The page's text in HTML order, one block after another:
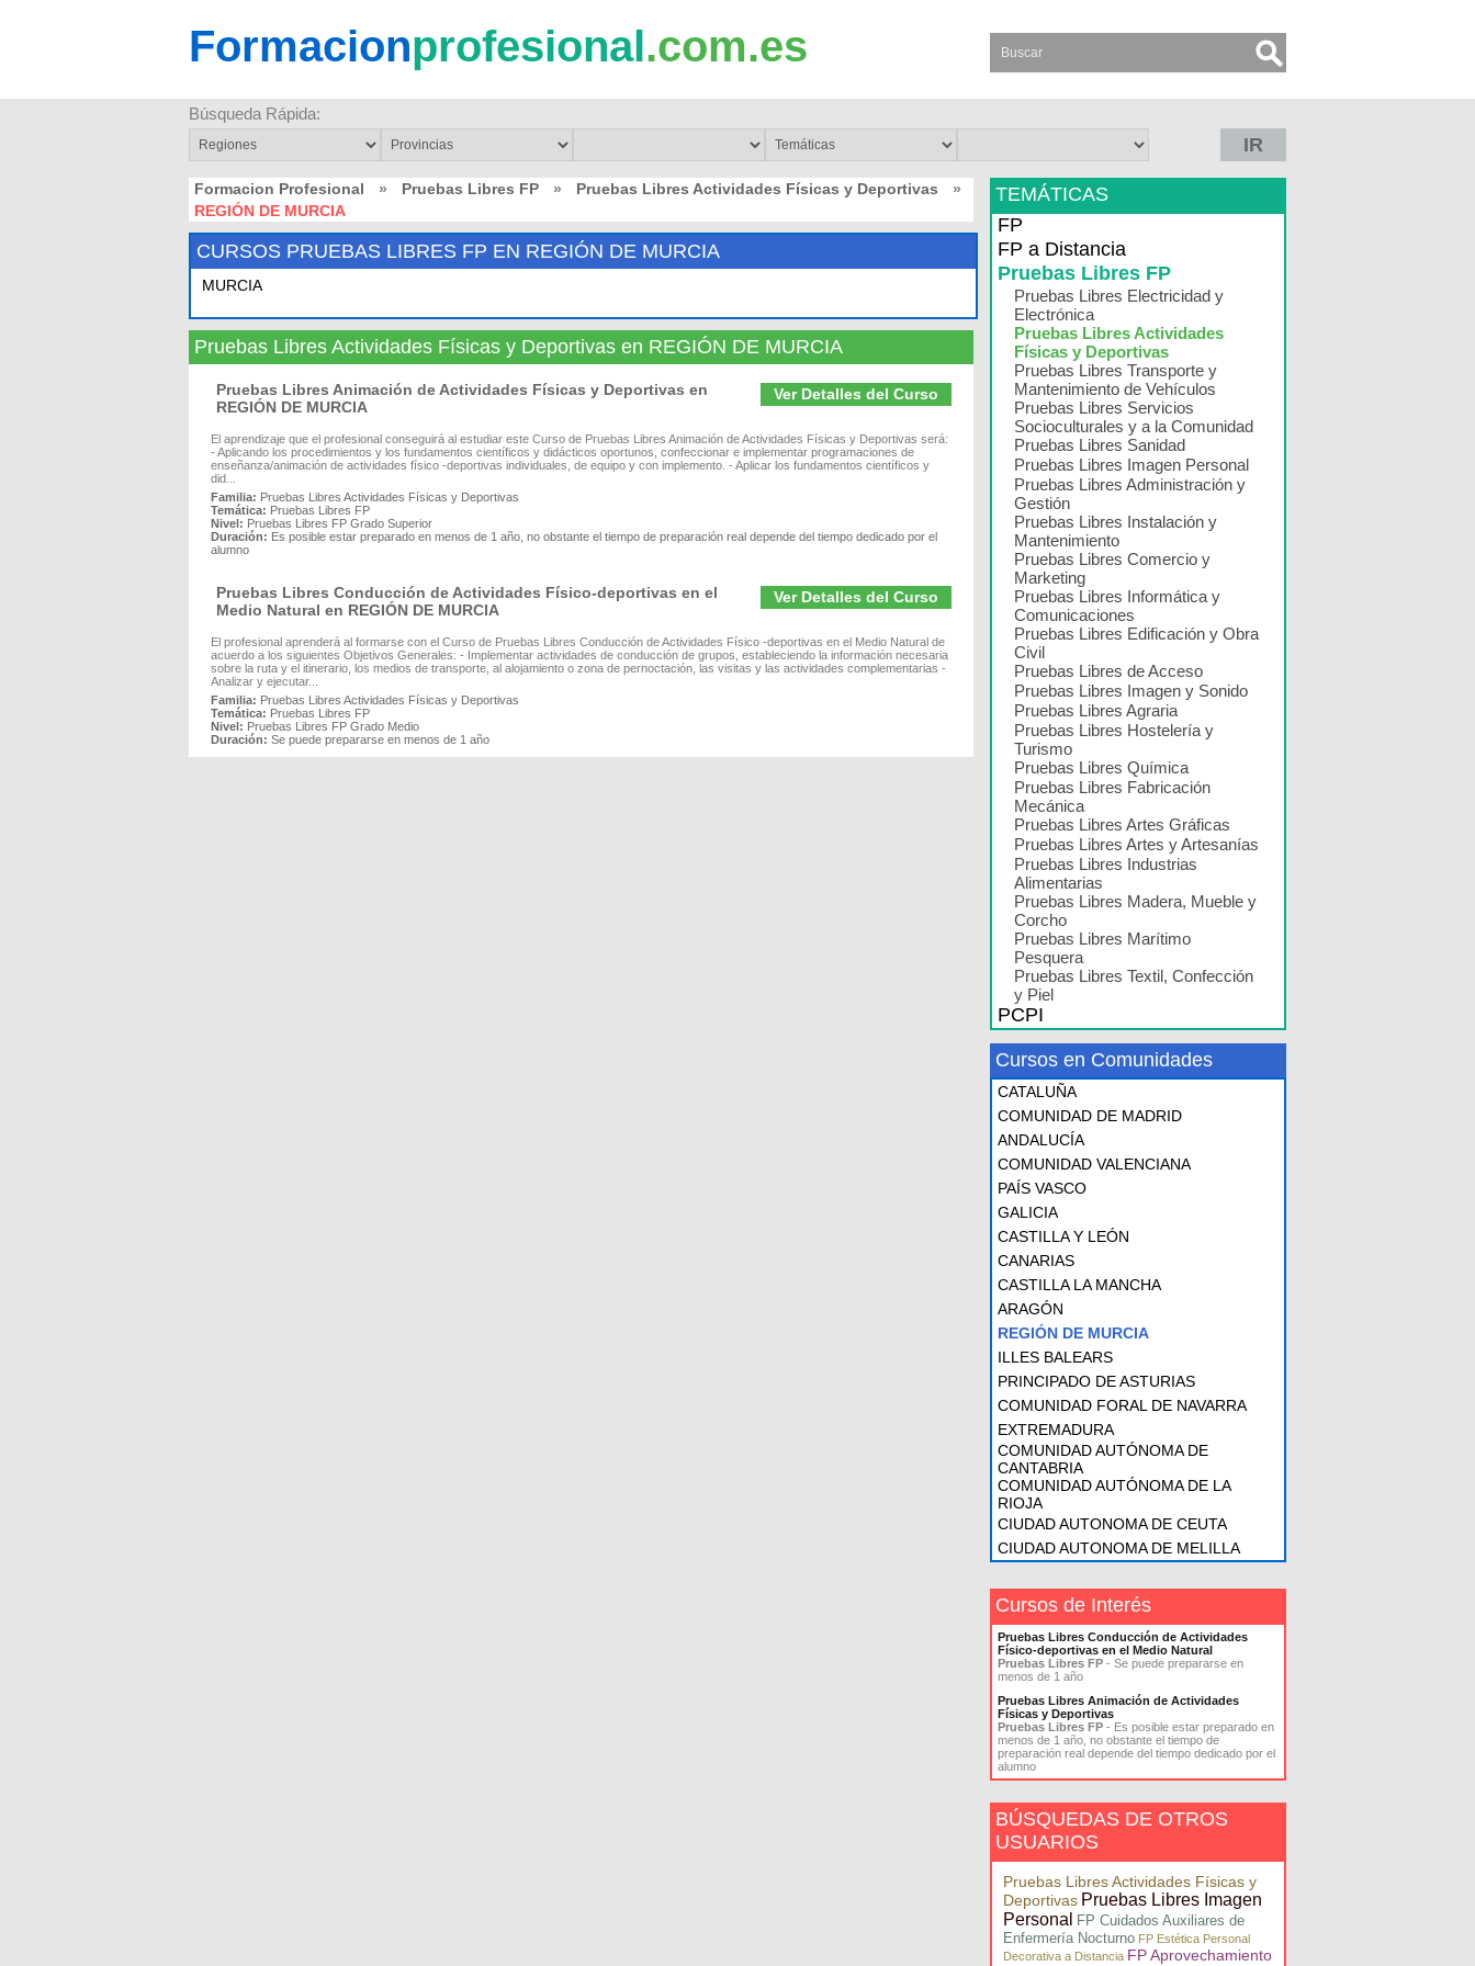
Formacionprofesional.com.es
Búsqueda Rápida:
IR
Formacion Profesional » Pruebas Libres FP » Pruebas Libres Actividades Físicas y Deportivas
»
REGIÓN DE MURCIA
CURSOS PRUEBAS LIBRES FP EN REGIÓN DE MURCIA
MURCIA
Pruebas Libres Actividades Físicas y Deportivas en REGIÓN DE MURCIA
Ver Detalles del Curso
Pruebas Libres Animación de Actividades Físicas y Deportivas en
REGIÓN DE MURCIA
El aprendizaje que el profesional conseguirá al estudiar este Curso de Pruebas Libres Animación de Actividades Físicas y Deportivas será:
- Aplicando los procedimientos y los fundamentos científicos y didácticos oportunos, confeccionar e implementar programaciones de
enseñanza/animación de actividades físico -deportivas individuales, de equipo y con implemento. - Aplicar los fundamentos científicos y
did...
Familia: Pruebas Libres Actividades Físicas y Deportivas
Temática: Pruebas Libres FP
Nivel: Pruebas Libres FP Grado Superior
Duración: Es posible estar preparado en menos de 1 año, no obstante el tiempo de preparación real depende del tiempo dedicado por el
alumno
Ver Detalles del Curso
Pruebas Libres Conducción de Actividades Físico-deportivas en el
Medio Natural en REGIÓN DE MURCIA
El profesional aprenderá al formarse con el Curso de Pruebas Libres Conducción de Actividades Físico -deportivas en el Medio Natural de
acuerdo a los siguientes Objetivos Generales: - Implementar actividades de conducción de grupos, estableciendo la información necesaria
sobre la ruta y el itinerario, los medios de transporte, al alojamiento o zona de pernoctación, las visitas y las actividades complementarias -
Analizar y ejecutar...
Familia: Pruebas Libres Actividades Físicas y Deportivas
Temática: Pruebas Libres FP
Nivel: Pruebas Libres FP Grado Medio
Duración: Se puede prepararse en menos de 1 año
TEMÁTICAS
FP
FP a Distancia
Pruebas Libres FP
Pruebas Libres Electricidad y
Electrónica
Pruebas Libres Actividades
Físicas y Deportivas
Pruebas Libres Transporte y
Mantenimiento de Vehículos
Pruebas Libres Servicios
Socioculturales y a la Comunidad
Pruebas Libres Sanidad
Pruebas Libres Imagen Personal
Pruebas Libres Administración y
Gestión
Pruebas Libres Instalación y
Mantenimiento
Pruebas Libres Comercio y
Marketing
Pruebas Libres Informática y
Comunicaciones
Pruebas Libres Edificación y Obra
Civil
Pruebas Libres de Acceso
Pruebas Libres Imagen y Sonido
Pruebas Libres Agraria
Pruebas Libres Hostelería y
Turismo
Pruebas Libres Química
Pruebas Libres Fabricación
Mecánica
Pruebas Libres Artes Gráficas
Pruebas Libres Artes y Artesanías
Pruebas Libres Industrias
Alimentarias
Pruebas Libres Madera, Mueble y
Corcho
Pruebas Libres Marítimo
Pesquera
Pruebas Libres Textil, Confección
y Piel
PCPI
Cursos en Comunidades
CATALUÑA
COMUNIDAD DE MADRID
ANDALUCÍA
COMUNIDAD VALENCIANA
PAÍS VASCO
GALICIA
CASTILLA Y LEÓN
CANARIAS
CASTILLA LA MANCHA
ARAGÓN
REGIÓN DE MURCIA
ILLES BALEARS
PRINCIPADO DE ASTURIAS
COMUNIDAD FORAL DE NAVARRA
EXTREMADURA
COMUNIDAD AUTÓNOMA DE
CANTABRIA
COMUNIDAD AUTÓNOMA DE LA
RIOJA
CIUDAD AUTONOMA DE CEUTA
CIUDAD AUTONOMA DE MELILLA
Cursos de Interés
Pruebas Libres Conducción de Actividades
Físico-deportivas en el Medio Natural
Pruebas Libres FP - Se puede prepararse en
menos de 1 año
Pruebas Libres Animación de Actividades
Físicas y Deportivas
Pruebas Libres FP - Es posible estar preparado en
menos de 1 año, no obstante el tiempo de
preparación real depende del tiempo dedicado por el
alumno
BÚSQUEDAS DE OTROS
USUARIOS
Pruebas Libres Actividades Físicas y
Deportivas Pruebas Libres Imagen
Personal
FP Cuidados Auxiliares de
Enfermería Nocturno FP Estética Personal
Decorativa a Distancia FP Aprovechamiento